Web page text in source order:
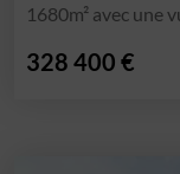
1680m² avec une
328 400 €